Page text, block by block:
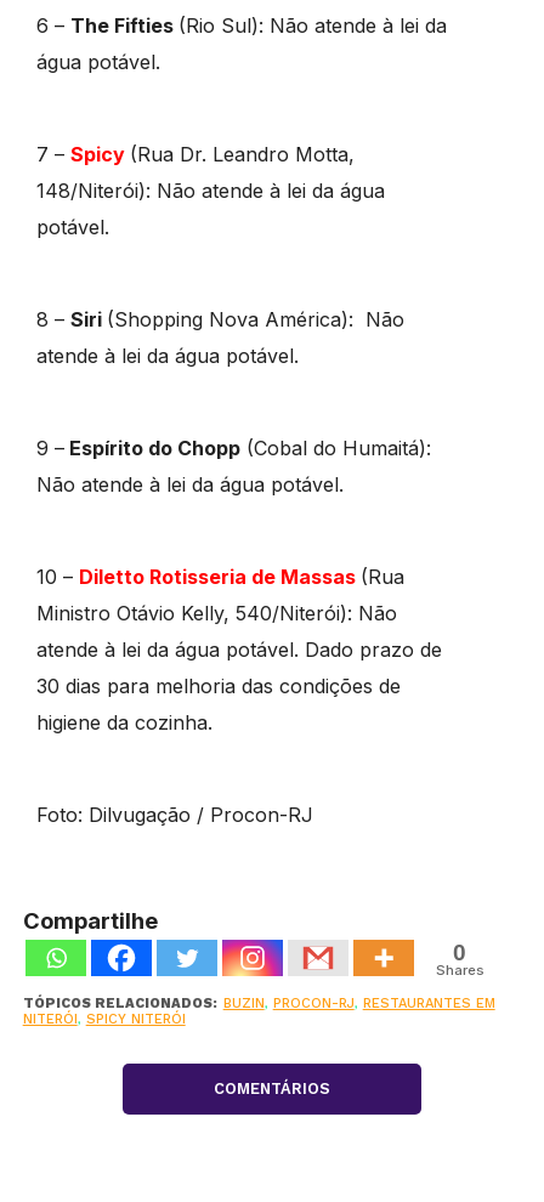
6 – The Fifties (Rio Sul): Não atende à lei da
água potável.
7 – Spicy (Rua Dr. Leandro Motta,
148/Niterói): Não atende à lei da água
potável.
8 – Siri (Shopping Nova América): Não
atende à lei da água potável.
9 –Espírito do Chopp(Cobal do Humaitá):
Não atende à lei da água potável.
10 – Diletto Rotisseria de Massas (Rua
Ministro Otávio Kelly, 540/Niterói): Não
atende à lei da água potável. Dado prazo de
30 dias para melhoria das condições de
higiene da cozinha.
Foto: Dilvugação / Procon-RJ
Compartilhe
0
Shares
TÓPICOS RELACIONADOS: BUZIN, PROCON-RJ, RESTAURANTES EM
NITERÓI, SPICY NITERÓI
COMENTÁRIOS